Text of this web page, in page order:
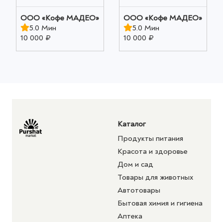
OOO «Кофе МАДЕО»
5.0 Мин
10 000 ₽
OOO «Кофе МАДЕО»
5.0 Мин
10 000 ₽
Каталог
Продукты питания
Красота и здоровье
Дом и сад
Товары для животных
Автотовары
Бытовая химия и гигиена
Аптека